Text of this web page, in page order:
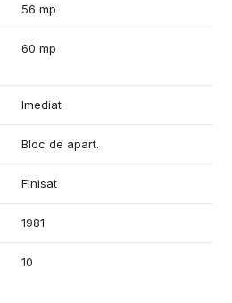
56 mp
60 mp
Imediat
Bloc de apart.
Finisat
1981
10